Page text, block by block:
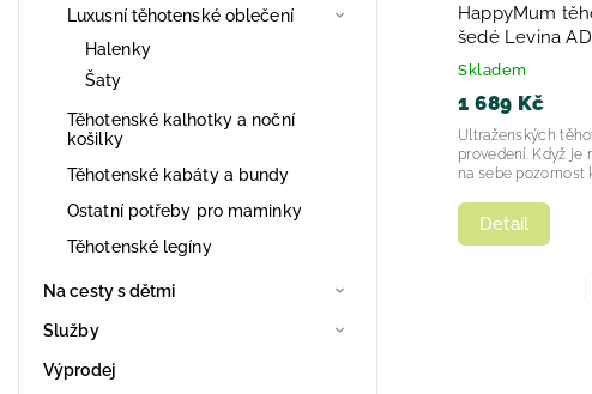
Luxusní těhotenské oblečení
Halenky
Šaty
Těhotenské kalhotky a noční
košilky
Těhotenské kabáty a bundy
Ostatní potřeby pro maminky
Těhotenské legíny
Na cesty s dětmi
Služby
Výprodej
HappyMum
šedé Levina
Skladem
1 689 Kč
Detail
Ultraženských
provedení. Když je
na sebe pozornost